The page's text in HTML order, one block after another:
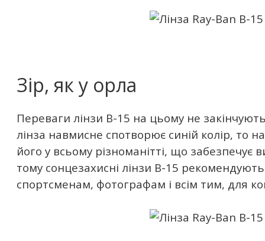
Зір, як у орла
Переваги лінзи B-15 на цьому не
лінза навмисне спотворює синій колір, то
його у всьому різноманітті, що забезпечує
тому сонцезахисні лінзи B-15
спортсменам, фотографам і всім тим, для